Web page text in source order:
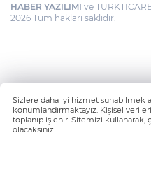
HABER YAZILIMI ve
2026 Tüm hakları saklıdır.
Sizlere daha iyi hizmet sunabilmek
konumlandırmaktayız. Kişisel
toplanıp işlenir. Sitemizi kullanarak,
olacaksınız.